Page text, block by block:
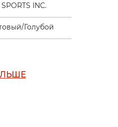
INC.
Голубой